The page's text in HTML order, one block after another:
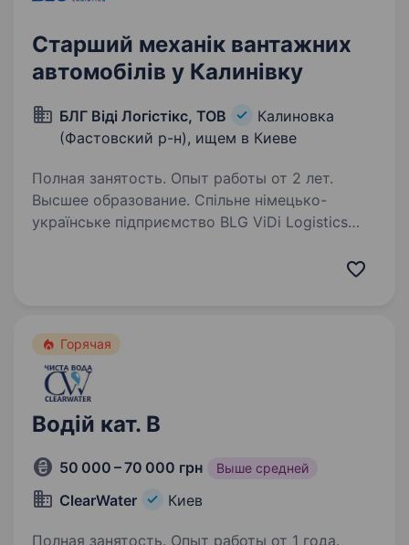
Старший механік вантажних
автомобілів у Калинівку
БЛГ Віді Логістікс, ТОВ
Калиновка
(Фастовский р-н), ищем в Киеве
Полная занятость. Опыт работы от 2 лет.
Высшее образование. Спільне німецько-
українське підприємство BLG ViDi Logistics
Горячая
Водій кат. В
50 000 – 70 000 грн Выше средней
ClearWater Киев
Полная занятость. Опыт работы от 1 года.